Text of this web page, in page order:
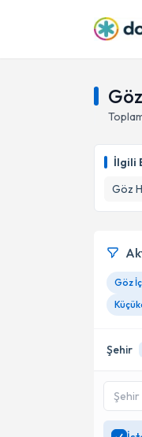
İlgili
Göz
Göz
Şehir